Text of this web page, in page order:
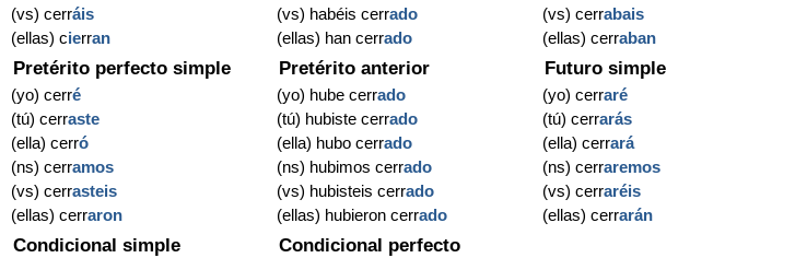
(vs) cerráis
(ellas) cierran
(vs) habéis cerrado
(ellas) han cerrado
(vs) cerrabais
(ellas) cerraban
Pretérito perfecto simple
(yo) cerré
(tú) cerraste
(ella) cerró
(ns) cerramos
(vs) cerrasteis
(ellas) cerraron
Pretérito anterior
(yo) hube cerrado
(tú) hubiste cerrado
(ella) hubo cerrado
(ns) hubimos cerrado
(vs) hubisteis cerrado
(ellas) hubieron cerrado
Futuro simple
(yo) cerraré
(tú) cerrarás
(ella) cerrará
(ns) cerraremos
(vs) cerraréis
(ellas) cerrarán
Condicional simple Condicional perfecto